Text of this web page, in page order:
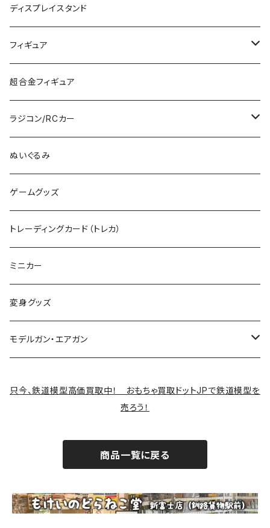
その他メーカー (N)
KATO (HO)
TOMIX (HO)
その他のHOゲージ
Zゲージ
カタログ
TOMIX (N)
制御機器
ストラクチャー
PG
デカール
カーモデル（車プラモ）
バイクプラモ
30MS
ミリタリープラモ
ポケモン
その他のロボット
その他のキャラクター
工具（ツール）
塗料
筆
ディスプレイスタンド
フィギュア
ガンダム
超合金フィギュア
ラジコン/RCカー
タミヤRC
RCパーツ
ぬいぐるみ
ゲームグッズ
トレーディングカード（トレカ）
ミニカー
変身グッズ
モデルガン・エアガン
只今、鉄道模型高価買取中！ おもちゃ買取ドットJPで鉄道模型を
売ろう！
商品一覧に戻る